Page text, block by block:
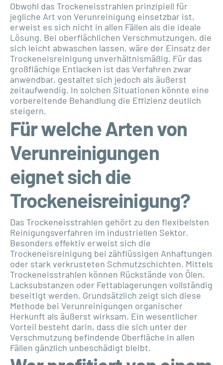
Obwohl das Trockeneisstrahlen prinzipiell für
jegliche Art von Verunreinigung einsetzbar ist,
erweist es sich nicht in allen Fällen als die ideale
Lösung. Bei oberflächlichen Verschmutzungen, die
sich leicht abwaschen lassen, wäre der Einsatz der
Trockeneisreinigung unverhältnismäßig. Für das
großflächige Entlacken ist das Verfahren zwar
anwendbar, gestaltet sich jedoch als äußerst
zeitaufwendig. In solchen Situationen könnte eine
vorbereitende Behandlung die Effizienz deutlich
steigern.
Für welche Arten von
Verunreinigungen
eignet sich die
Trockeneisreinigung?
Das Trockeneisstrahlen gehört zu den flexibelsten
Reinigungsverfahren im industriellen Sektor.
Besonders effektiv erweist sich die
Trockeneisreinigung bei zähflüssigen Anhaftungen
oder stark verkrusteten Schmutzschichten. Mittels
Trockeneisstrahlen können Rückstände von Ölen,
Lacksubstanzen oder Fettablagerungen vollständig
beseitigt werden. Grundsätzlich zeigt sich diese
Methode bei Verunreinigungen organischer
Herkunft als äußerst wirksam. Ein wesentlicher
Vorteil besteht darin, dass die sich unter der
Verschmutzung befindende Oberfläche in allen
Fällen gänzlich unbeschädigt bleibt.